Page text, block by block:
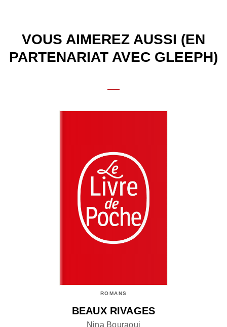
VOUS AIMEREZ AUSSI (EN
PARTENARIAT AVEC GLEEPH)
ROMANS
BEAUX RIVAGES
Nina Bouraoui